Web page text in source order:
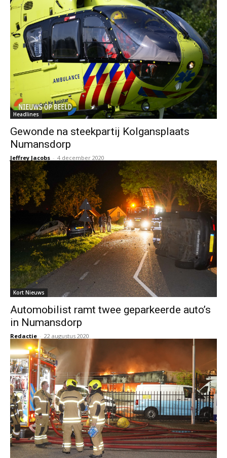
Headlines
Gewonde na steekpartij Kolgansplaats
Numansdorp
Jeffrey Jacobs - 4 december 2020
Kort Nieuws
Automobilist ramt twee geparkeerde auto’s
in Numansdorp
Redactie - 22 augustus 2020